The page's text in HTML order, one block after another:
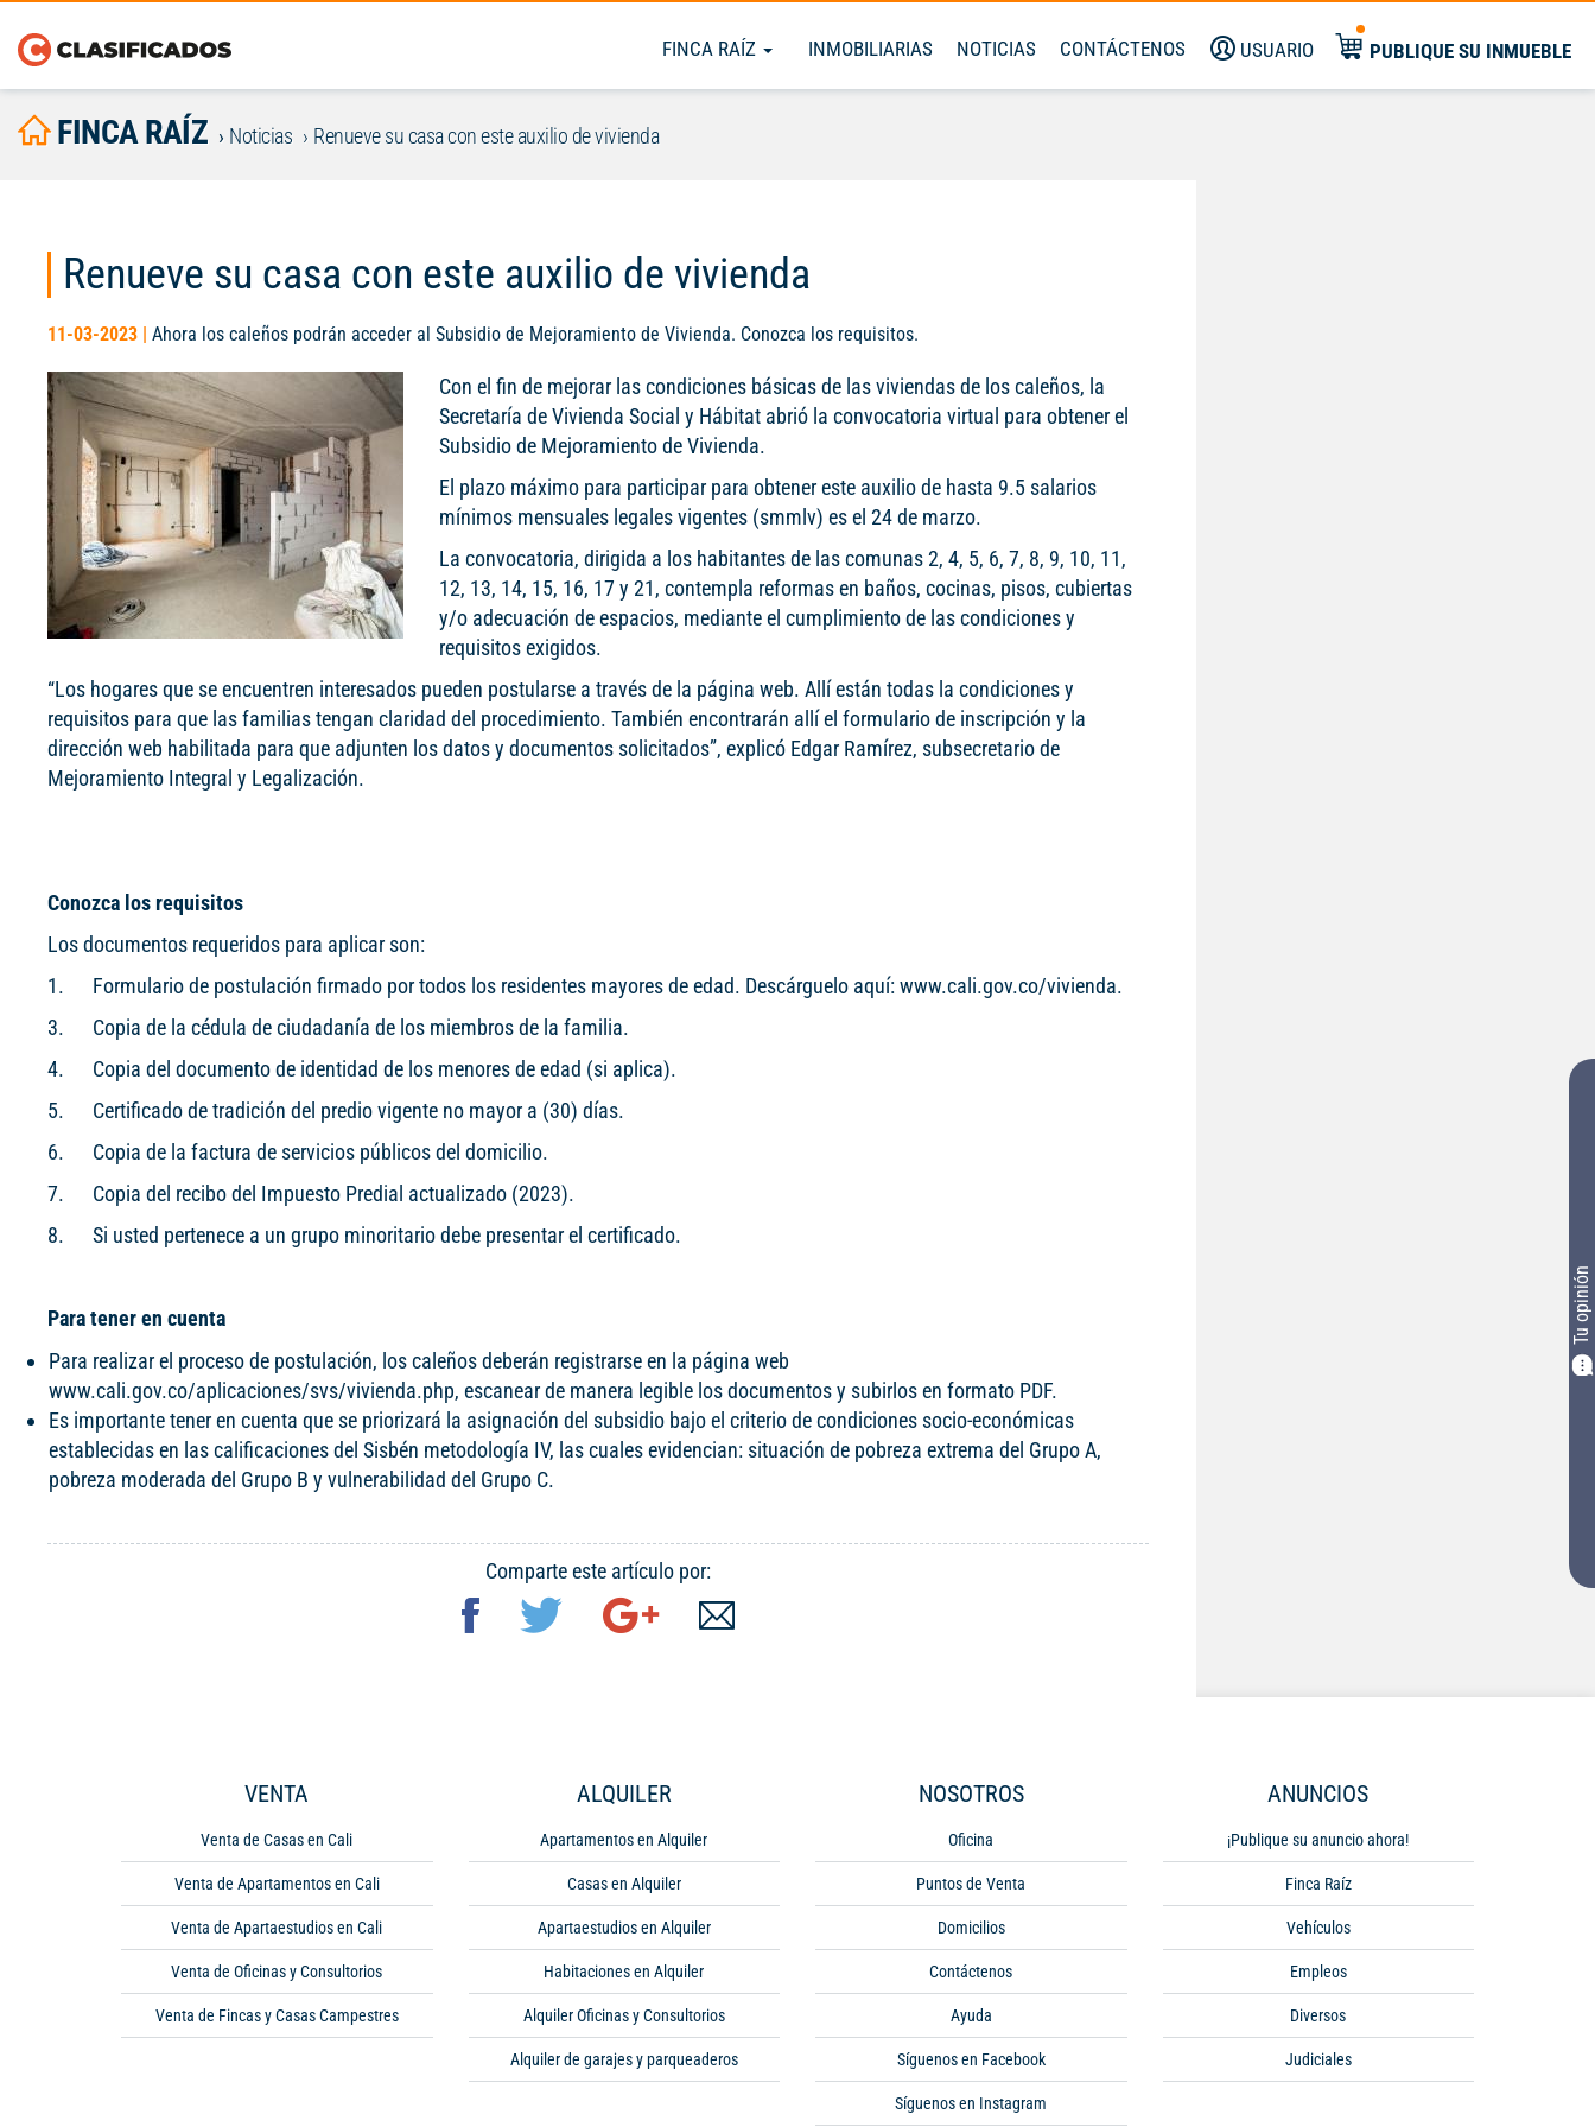
FINCA RAÍZ INMOBILIARIAS NOTICIAS CONTÁCTENOS USUARIO PUBLIQUE SU INMUEBLE
FINCA RAÍZ Noticias Renueve su casa con este auxilio de vivienda
Renueve su casa con este auxilio de vivienda
11-03-2023 | Ahora los caleños podrán acceder al Subsidio de Mejoramiento de Vivienda. Conozca los requisitos.
Con el fin de mejorar las condiciones básicas de las viviendas de los caleños, la
Secretaría de Vivienda Social y Hábitat abrió la convocatoria virtual para obtener el
Subsidio de Mejoramiento de Vivienda.
El plazo máximo para participar para obtener este auxilio de hasta 9.5 salarios
mínimos mensuales legales vigentes (smmlv) es el 24 de marzo.
La convocatoria, dirigida a los habitantes de las comunas 2, 4, 5, 6, 7, 8, 9, 10, 11,
12, 13, 14, 15, 16, 17 y 21, contempla reformas en baños, cocinas, pisos, cubiertas
y/o adecuación de espacios, mediante el cumplimiento de las condiciones y
requisitos exigidos.
“Los hogares que se encuentren interesados pueden postularse a través de la página web. Allí están todas la condiciones y
requisitos para que las familias tengan claridad del procedimiento. También encontrarán allí el formulario de inscripción y la
dirección web habilitada para que adjunten los datos y documentos solicitados”, explicó Edgar Ramírez, subsecretario de
Mejoramiento Integral y Legalización.
Conozca los requisitos
Los documentos requeridos para aplicar son:
1. Formulario de postulación firmado por todos los residentes mayores de edad. Descárguelo aquí: www.cali.gov.co/vivienda.
3. Copia de la cédula de ciudadanía de los miembros de la familia.
4. Copia del documento de identidad de los menores de edad (si aplica).
5. Certificado de tradición del predio vigente no mayor a (30) días.
6. Copia de la factura de servicios públicos del domicilio.
7. Copia del recibo del Impuesto Predial actualizado (2023).
8. Si usted pertenece a un grupo minoritario debe presentar el certificado.
Para tener en cuenta
Para realizar el proceso de postulación, los caleños deberán registrarse en la página web
www.cali.gov.co/aplicaciones/svs/vivienda.php, escanear de manera legible los documentos y subirlos en formato PDF.
Es importante tener en cuenta que se priorizará la asignación del subsidio bajo el criterio de condiciones socio-económicas
establecidas en las calificaciones del Sisbén metodología IV, las cuales evidencian: situación de pobreza extrema del Grupo A,
pobreza moderada del Grupo B y vulnerabilidad del Grupo C.
Tu opinión
Comparte este artículo por:
VENTA
Venta de Casas en Cali
Venta de Apartamentos en Cali
Venta de Apartaestudios en Cali
Venta de Oficinas y Consultorios
Venta de Fincas y Casas Campestres
ALQUILER
Apartamentos en Alquiler
Casas en Alquiler
Apartaestudios en Alquiler
Habitaciones en Alquiler
Alquiler Oficinas y Consultorios
Alquiler de garajes y parqueaderos
NOSOTROS
Oficina
Puntos de Venta
Domicilios
Contáctenos
Ayuda
Síguenos en Facebook
Síguenos en Instagram
ANUNCIOS
¡Publique su anuncio ahora!
Finca Raíz
Vehículos
Empleos
Diversos
Judiciales